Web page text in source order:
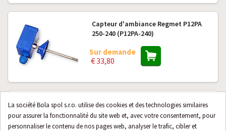
La société Bola spol s.r.o. utilise des cookies et des technologies similaires
pour assurer la fonctionnalité du site web et, avec votre consentement, pour
personnaliser le contenu de nos pages web, analyser le trafic, cibler et
Capteur d'ambiance Regmet P12PA
250-240 (P12PA-240)
Sur demande
€ 33,80
Capteur de température extérieur
Regmet P11MU, communication
Modbus RTU